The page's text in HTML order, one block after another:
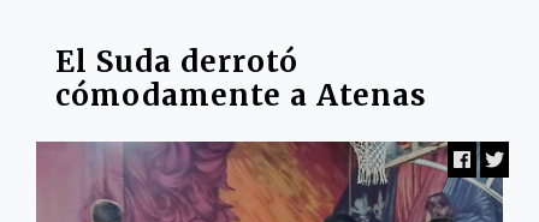
El Suda derrotó
cómodamente a Atenas